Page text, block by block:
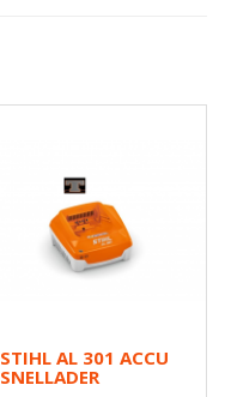
STIHL AL 301 ACCU
SNELLADER